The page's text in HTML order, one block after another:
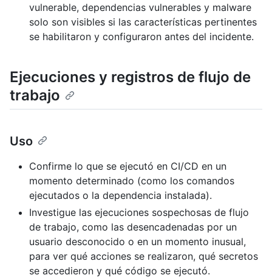
vulnerable, dependencias vulnerables y malware
solo son visibles si las características pertinentes
se habilitaron y configuraron antes del incidente.
Ejecuciones y registros de flujo de
trabajo
Uso
Confirme lo que se ejecutó en CI/CD en un
momento determinado (como los comandos
ejecutados o la dependencia instalada).
Investigue las ejecuciones sospechosas de flujo
de trabajo, como las desencadenadas por un
usuario desconocido o en un momento inusual,
para ver qué acciones se realizaron, qué secretos
se accedieron y qué código se ejecutó.